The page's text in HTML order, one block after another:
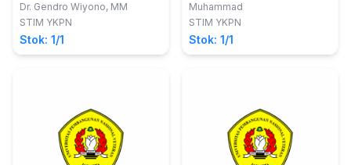
Dr. Gendro Wiyono, MM
STIM YKPN
Stok: 1/1
Muhammad
STIM YKPN
Stok: 1/1